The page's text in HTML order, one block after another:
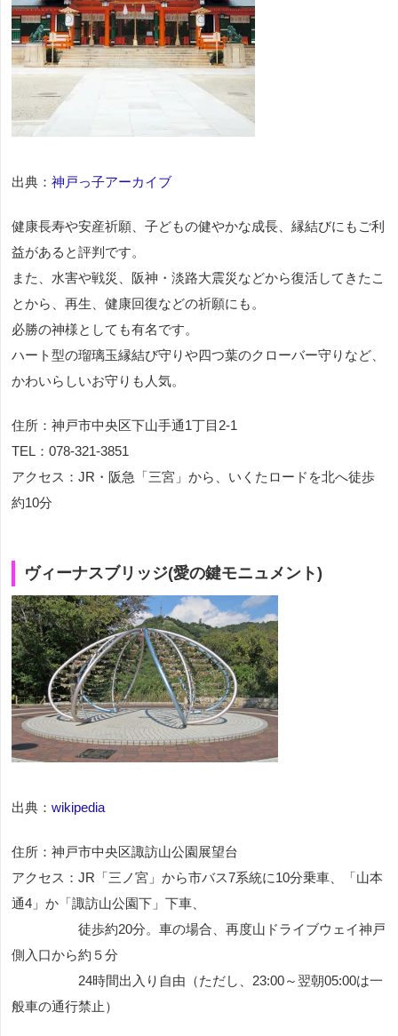
出典： 神戸っ子アーカイブ
健康長寿や安産祈願、子どもの健やかな成長、縁結びにもご利
益があると評判です。
また、水害や戦災、阪神・淡路大震災などから復活してきたこ
とから、再生、健康回復などの祈願にも。
必勝の神様としても有名です。
ハート型の瑠璃玉縁結び守りや四つ葉のクローバー守りなど、
かわいらしいお守りも人気。
住所：神戸市中央区下山手通1丁目2-1
TEL：078-321-3851
アクセス：JR・阪急「三宮」から、いくたロードを北へ徒歩
約10分
ヴィーナスブリッジ(愛の鍵モニュメント)
出典： wikipedia
住所：神戸市中央区諏訪山公園展望台
アクセス：JR「三ノ宮」から市バス7系統に10分乗車、「山本
通4」か「諏訪山公園下」下車、
徒歩約20分。車の場合、再度山ドライブウェイ神戸
側入口から約５分
24時間出入り自由（ただし、23:00～翌朝05:00は一
般車の通行禁止）